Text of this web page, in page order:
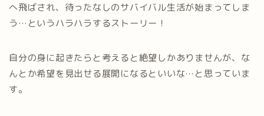
へ飛ばされ、待ったなしのサバイバル生活が始まってしま
う…というハラハラするストーリー！
自分の身に起きたらと考えると絶望しかありませんが、な
んとか希望を見出せる展開になるといいな…と思っていま
す。